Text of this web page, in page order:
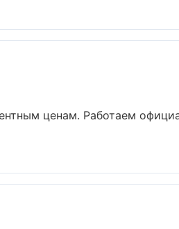
ценам. Работаем